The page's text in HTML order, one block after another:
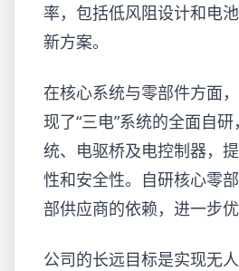
率，包括低风阻设计和电
新方案。
在核心系统与零部件方面
现了“三电”系统的全面自
统、电驱桥及电控制器，
性和安全性。自研核心零
部供应商的依赖，进一步优
公司的长远目标是实现无